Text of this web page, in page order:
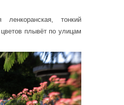
ленкоранская, тонкий
плывёт по улицам